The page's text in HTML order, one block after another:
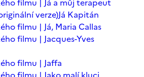
verze)Já Kapitán
filmu | Já, Maria Callas
filmu | Jacques-Yves
filmu | Jaffa